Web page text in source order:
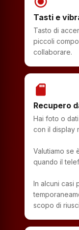
Tasti e
Tasto di
piccoli
collaborare.
sd_storage
Recupero
Hai foto o
con il display
Valutiamo se
quando il
In alcuni casi
scopo di